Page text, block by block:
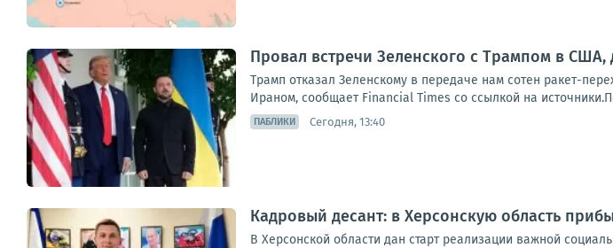
Провал встречи Зеленского с Трампом в
Трамп отказал Зеленскому в передаче нам сотен ракет-
Ираном, сообщает Financial Times со ссылкой на
ПАБЛИКИ Сегодня, 13:40
Кадровый десант: в Херсонскую область
В Херсонской области дан старт реализации важной